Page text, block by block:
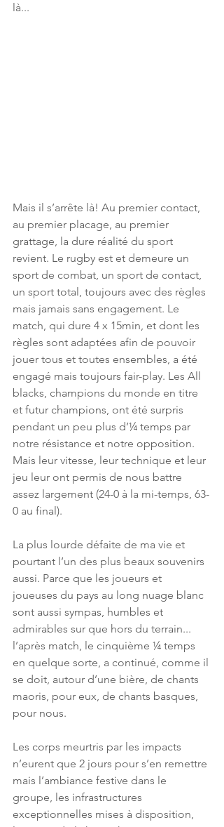
là...
Mais il s’arrête là! Au premier contact,
au premier placage, au premier
grattage, la dure réalité du sport
revient. Le rugby est et demeure un
sport de combat, un sport de contact,
un sport total, toujours avec des règles
mais jamais sans engagement. Le
match, qui dure 4 x 15min, et dont les
règles sont adaptées afin de pouvoir
jouer tous et toutes ensembles, a été
engagé mais toujours fair-play. Les All
blacks, champions du monde en titre
et futur champions, ont été surpris
pendant un peu plus d’¼ temps par
notre résistance et notre opposition.
Mais leur vitesse, leur technique et leur
jeu leur ont permis de nous battre
assez largement (24-0 à la mi-temps, 63-
0 au final).
La plus lourde défaite de ma vie et
pourtant l’un des plus beaux souvenirs
aussi. Parce que les joueurs et
joueuses du pays au long nuage blanc
sont aussi sympas, humbles et
admirables sur que hors du terrain...
l’après match, le cinquième ¼ temps
en quelque sorte, a continué, comme il
se doit, autour d’une bière, de chants
maoris, pour eux, de chants basques,
pour nous.
Les corps meurtris par les impacts
n’eurent que 2 jours pour s’en remettre
mais l’ambiance festive dans le
groupe, les infrastructures
exceptionnelles mises à disposition,